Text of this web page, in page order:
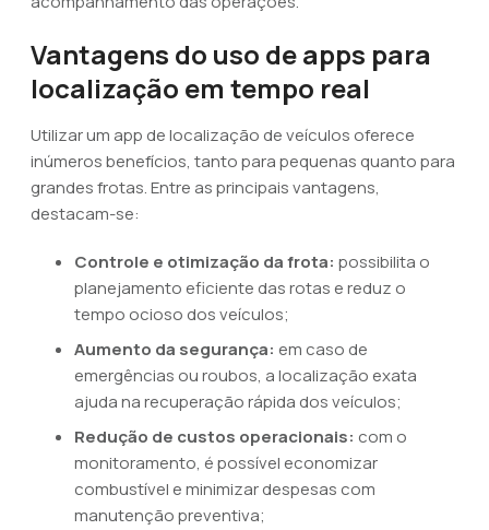
Vantagens do uso de apps para
localização em tempo real
Utilizar um app de localização de veículos oferece
inúmeros benefícios, tanto para pequenas quanto para
grandes frotas. Entre as principais vantagens,
destacam-se:
Controle e otimização da frota: possibilita o
planejamento eficiente das rotas e reduz o
tempo ocioso dos veículos;
Aumento da segurança: em caso de
emergências ou roubos, a localização exata
ajuda na recuperação rápida dos veículos;
Redução de custos operacionais: com o
monitoramento, é possível economizar
combustível e minimizar despesas com
manutenção preventiva;